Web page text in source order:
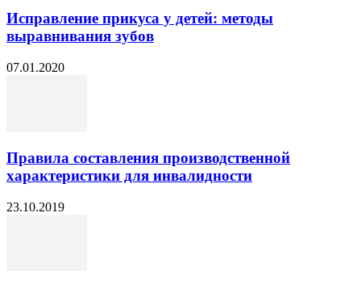
Исправление прикуса у детей: методы
выравнивания зубов
07.01.2020
Правила составления производственной
характеристики для инвалидности
23.10.2019